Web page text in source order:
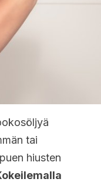
tai
hiusten